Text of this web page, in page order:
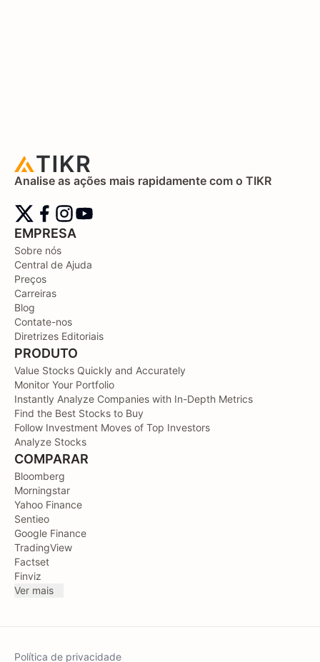
Analise as ações mais rapidamente com o TIKR
EMPRESA
Sobre nós
Central de Ajuda
Preços
Carreiras
Blog
Contate-nos
Diretrizes Editoriais
PRODUTO
Value Stocks Quickly and Accurately
Monitor Your Portfolio
Instantly Analyze Companies with In-Depth Metrics
Find the Best Stocks to Buy
Follow Investment Moves of Top Investors
Analyze Stocks
COMPARAR
Bloomberg
Morningstar
Yahoo Finance
Sentieo
Google Finance
TradingView
Factset
Finviz
Ver mais
Política de privacidade